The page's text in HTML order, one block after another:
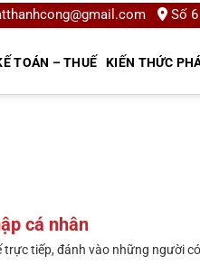
Số
TOÁN – THUẾ KIẾN THỨC
cá nhân
tiếp, đánh vào những người